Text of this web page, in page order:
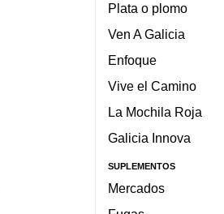
Plata o plomo
Ven A Galicia
Enfoque
Vive el Camino
La Mochila Roja
Galicia Innova
SUPLEMENTOS
Mercados